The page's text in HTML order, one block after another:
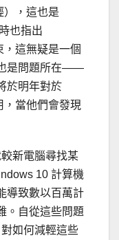
），這也是
也指出
這無疑是一個
是問題所在——
於明年對於
當他們會發現
新電腦尋找某
10 計算機
導致數以百萬計
。自從這些問題
如何減輕這些